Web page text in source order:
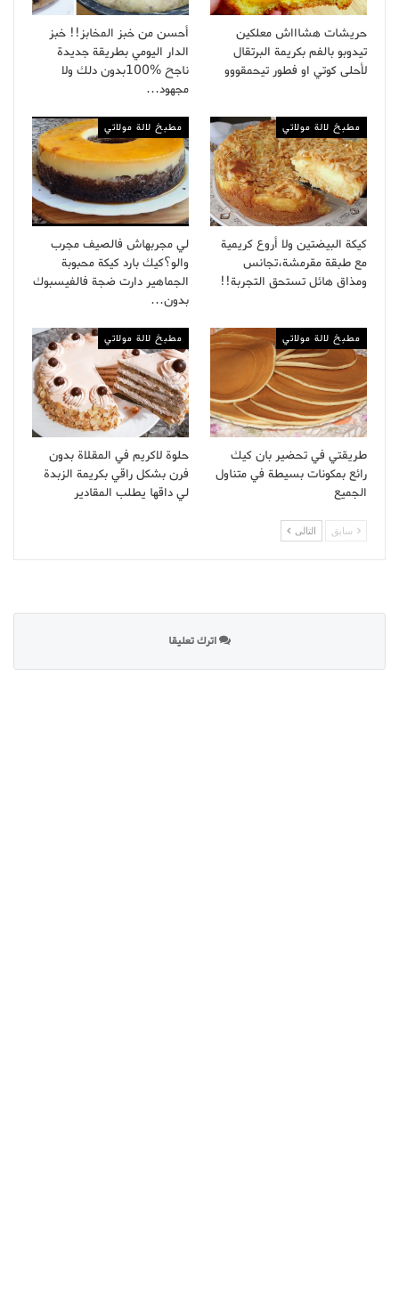
حريشات هشاااش معلكين
تيدوبو بالفم بكريمة البرتقال
لأحلى كوتي او فطور تيحمقووو
أحسن من خبز المخابز!! خبز
الدار اليومي بطريقة جديدة
ناجح %100بدون دلك ولا
مجهود…
مطبخ لالة مولاتي
كيكة البيضتين ولا أروع كريمية
مع طبقة مقرمشة،تجانس
ومذاق هائل تستحق التجربة!!
مطبخ لالة مولاتي
لي مجربهاش فالصيف مجرب
والو؟كيك بارد كيكة محبوبة
الجماهير دارت ضجة فالفيسبوك
بدون…
مطبخ لالة مولاتي
طريقتي في تحضير بان كيك
رائع بمكونات بسيطة في متناول
الجميع
مطبخ لالة مولاتي
حلوة لاكريم في المقلاة بدون
فرن بشكل راقي بكريمة الزبدة
لي داقها يطلب المقادير
سابق التالى
اترك تعليقا